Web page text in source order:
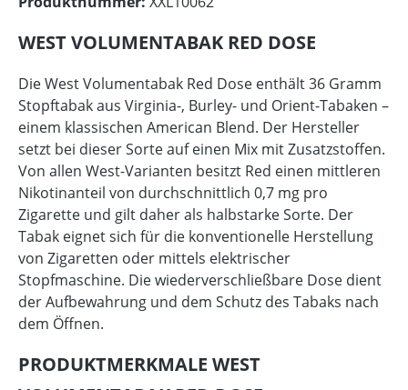
WEST VOLUMENTABAK RED DOSE
Die West Volumentabak Red Dose enthält 36 Gramm
Stopftabak aus Virginia-, Burley- und Orient-Tabaken –
einem klassischen American Blend. Der Hersteller
setzt bei dieser Sorte auf einen Mix mit Zusatzstoffen.
Von allen West-Varianten besitzt Red einen mittleren
Nikotinanteil von durchschnittlich 0,7 mg pro
Zigarette und gilt daher als halbstarke Sorte. Der
Tabak eignet sich für die konventionelle Herstellung
von Zigaretten oder mittels elektrischer
Stopfmaschine. Die wiederverschließbare Dose dient
der Aufbewahrung und dem Schutz des Tabaks nach
dem Öffnen.
PRODUKTMERKMALE WEST